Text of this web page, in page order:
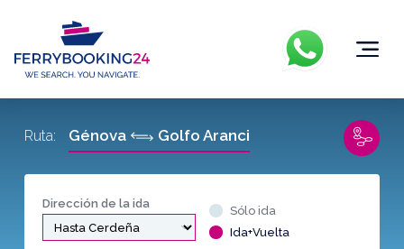
Dirección de la ida
Sólo ida
Ida+Vuelta
Ruta: Génova Golfo Aranci